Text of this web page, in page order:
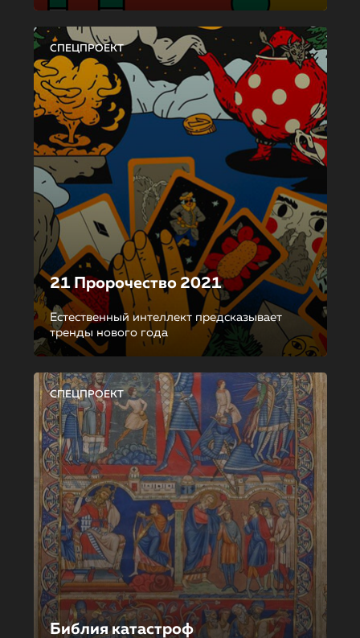
СПЕЦПРОЕКТ
21 Пророчество 2021
Естественный интеллект предсказывает
тренды нового года
СПЕЦПРОЕКТ
Библия катастроф